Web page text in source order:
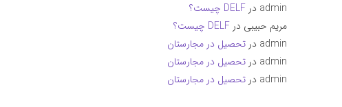
admin در DELF چیست؟
مریم حبیبی در DELF چیست؟
admin در تحصیل در مجارستان
admin در تحصیل در مجارستان
admin در تحصیل در مجارستان